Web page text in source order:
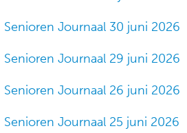
Senioren Journaal 30 juni 2026
Senioren Journaal 29 juni 2026
Senioren Journaal 26 juni 2026
Senioren Journaal 25 juni 2026